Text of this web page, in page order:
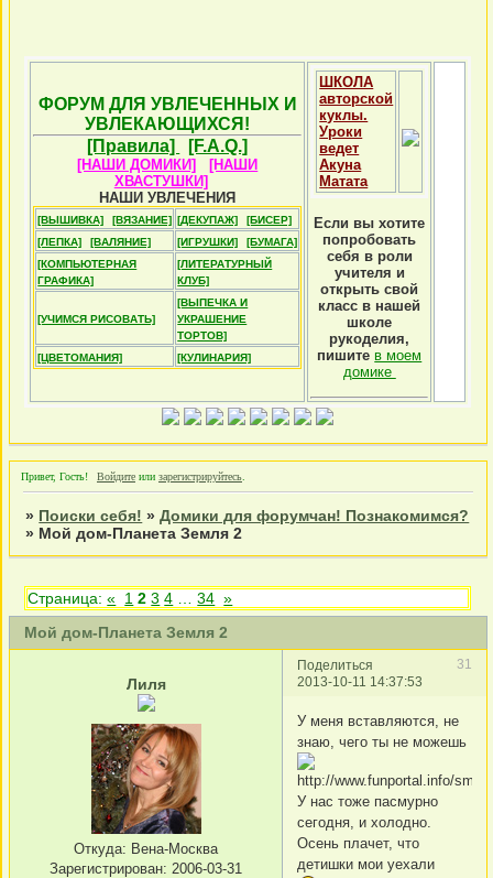
ФОРУМ ДЛЯ УВЛЕЧЕННЫХ И
УВЛЕКАЮЩИХСЯ!
[Правила]
[F.A.Q.]
[НАШИ ДОМИКИ]
[НАШИ
ХВАСТУШКИ]
НАШИ УВЛЕЧЕНИЯ
[ВЫШИВКА] [ВЯЗАНИЕ] [ДЕКУПАЖ]
[БИСЕР]
[ЛЕПКА]
[ВАЛЯНИЕ] [ИГРУШКИ]
[БУМАГА]
[КОМПЬЮТЕРНАЯ
ГРАФИКА]
[ЛИТЕРАТУРНЫЙ
КЛУБ]
[УЧИМСЯ РИСОВАТЬ]
[ВЫПЕЧКА И
УКРАШЕНИЕ
ТОРТОВ]
[ЦВЕТОМАНИЯ]
[КУЛИНАРИЯ]
ШКОЛА
авторской
куклы.
Уроки
ведет
Акуна
Матата
Если вы хотите
попробовать
себя в роли
учителя и
открыть свой
класс в нашей
школе
рукоделия,
пишите в моем
домике
Привет, Гость! Войдите или зарегистрируйтесь
» Поиски себя! »Домики для форумчан! Познакомимся?
» Мой дом-Планета Земля 2
Мой дом-Планета Земля 2
Страница:« 1 2 3 4 34 »
Поделиться
31
2013-10-11 14:37:53
Лиля
Откуда: Вена-Москва
Зарегистрирован: 2006-03-31
У меня вставляются, не
знаю, чего ты не можешь
У нас тоже пасмурно
сегодня, и холодно.
Осень плачет, что
детишки мои уехали